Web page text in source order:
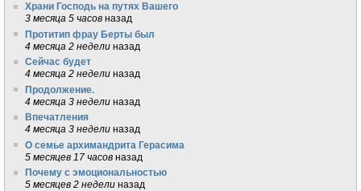
Храни Господь на путях Вашего
3 месяца 5 часов назад
Протитип фрау Берты был
4 месяца 2 недели назад
Сейчас будет
4 месяца 2 недели назад
Продолжение.
4 месяца 3 недели назад
Впечатления
4 месяца 3 недели назад
О семье архимандрита Герасима
5 месяцев 17 часов назад
Почему с эмоциональностью
5 месяцев 2 недели назад